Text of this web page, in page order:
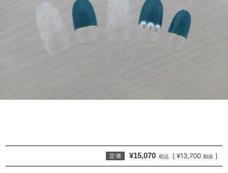
定価 ¥15,070 税込 [ ¥13,700 税抜 ]